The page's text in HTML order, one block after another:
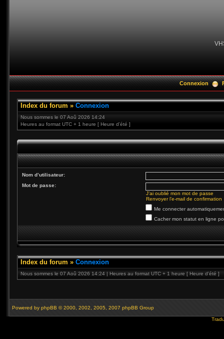
Connexion
Index du forum » Connexion
Nous sommes le 07 Aoû 2026 14:24
Heures au format UTC + 1 heure [ Heure d’été ]
Nom d’utilisateur:
Mot de passe:
J’ai oublié mon mot de passe
Renvoyer l’e-mail de confirmation
Me connecter
Cacher mon statut en ligne
Index du forum » Connexion
Nous sommes le 07 Aoû 2026 14:24 | Heures au format UTC + 1 heure [ Heure d’été ]
Powered by phpBB © 2000, 2002, 2005, 2007 phpBB Group